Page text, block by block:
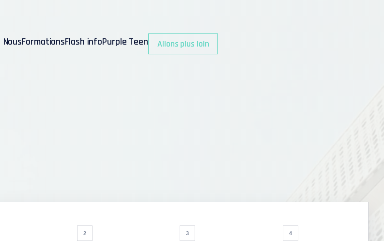
NousFormationsFlash infoPurple Teen Allons plus loin
2
3
4